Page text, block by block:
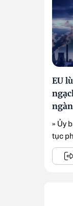
EU
» Ủy
tục
phát